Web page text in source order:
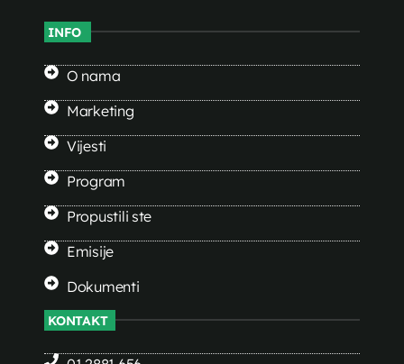
INFO
O nama
Marketing
Vijesti
Program
Propustili ste
Emisije
Dokumenti
KONTAKT